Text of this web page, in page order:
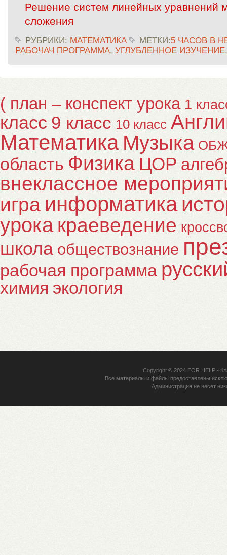
Решение систем линейных уравнений
сложения
РУБРИКИ: МАТЕМАТИКА МЕТКИ:5 ЧАСОВ В
РАБОЧАЧ ПРОГРАММА, УГЛУБЛЕННОЕ ИЗУЧЕНИЕ
( план – конспект урока 1
класс 9 класс 10 класс
Математика Музыка
область Физика ЦОР
внеклассное
игра информатика
урока краеведение
школа обществознание
рабочая программа
химия экология
Copyright © 2024 EOR HELP-
Все материалы и файлы предоставлены
Администрация не несет